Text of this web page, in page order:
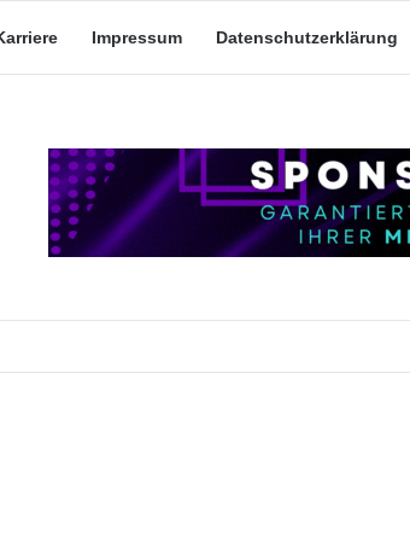
Impressum Datenschutzerklärung
taugt die akademische Schützenhilfe?